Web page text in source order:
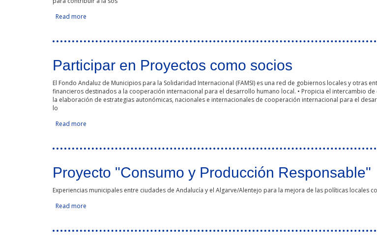
Read more
Participar en Proyectos como socios
El Fondo Andaluz de Municipios para la Solidaridad Internacional (FAMSI) es una red de gobiernos locales y otras
financieros destinados a la cooperación internacional para el desarrollo humano local. • Propicia el intercambio
la elaboración de estrategias autonómicas, nacionales e internacionales de cooperación internacional para el
lo
Read more
Proyecto "Consumo y Producción Responsable"
Experiencias municipales entre ciudades de Andalucía y el Algarve/Alentejo para la mejora de las políticas
Read more